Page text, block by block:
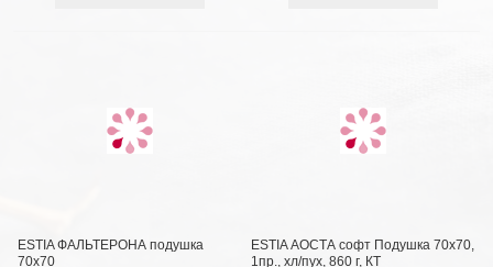
ESTIA ФАЛЬТЕРОНА подушка
70х70
ESTIA АОСТА софт Подушка 70х70,
1пр., хл/пух, 860 г, КТ